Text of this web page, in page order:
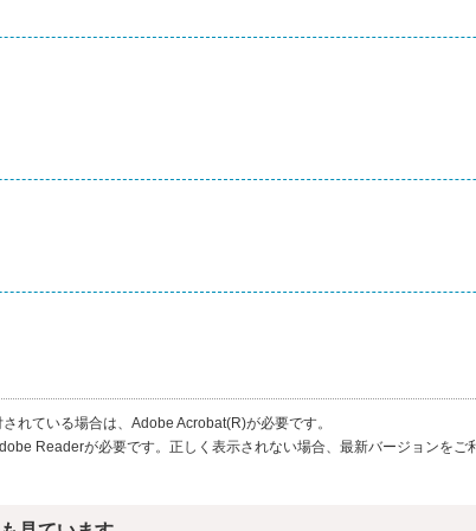
れている場合は、Adobe Acrobat(R)が必要です。
Readerが必要です。正しく表示されない場合、最新バージョンをご